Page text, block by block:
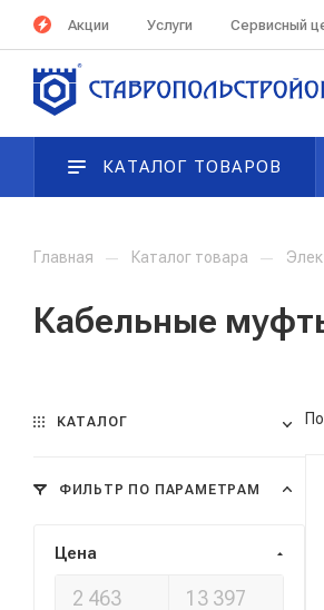
Акции Услуги Сервисный
КАТАЛОГ ТОВАРОВ
Главная — Каталог товара —
Кабельные
КАТАЛОГ
ФИЛЬТР ПО ПАРАМЕТРАМ
Цена